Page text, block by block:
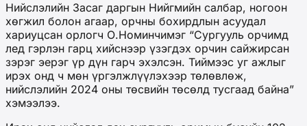
Нийслэлийн Засаг даргын Нийгмийн салбар, ногоон
хөгжил болон агаар, орчны бохирдлын асуудал
хариуцсан орлогч О.Номинчимэг “Сургууль орчимд
лед гэрлэн гарц хийснээр үзэгдэх орчин сайжирсан
зэрэг эерэг үр дүн гарч эхэлсэн. Тиймээс уг ажлыг
ирэх онд ч мөн үргэлжлүүлэхээр төлөвлөж,
нийслэлийн 2024 оны төсвийн төсөлд тусгаад байна”
хэмээлээ.